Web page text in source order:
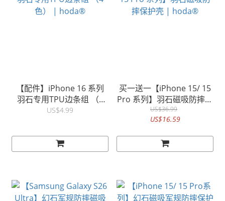
【配件】iPhone 16 系列
羽石专用TPU边条组 （4
色） | hoda®
US$4.99
买一送一【iPhone 15/ 15
Pro 系列】羽石磁吸防摔保
护壳 | hoda®
US$36.99
US$16.59